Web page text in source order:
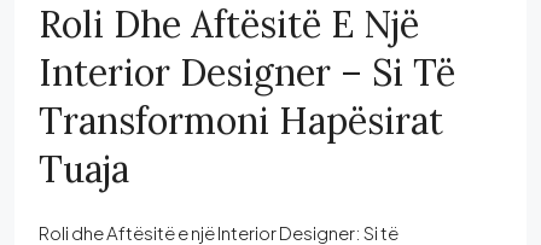
Roli Dhe Aftësitë E Një
Interior Designer – Si Të
Transformoni Hapësirat
Tuaja
Roli dhe Aftësitë e një Interior Designer: Si të